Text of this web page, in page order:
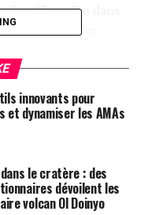
fou dans
des tissus,⁤ des
ce qu’il atteigne‌
fascinant, et
dans ma
cette⁤
j’imagine, »
à transformer
réalité tangible.
innovants pour
et dynamiser les AMAs
le cratère : des
dévoilent les
volcan Ol Doinyo